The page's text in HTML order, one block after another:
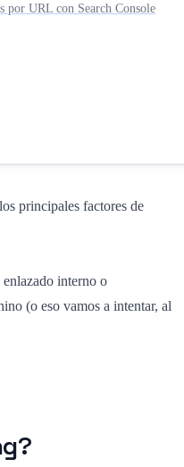
por URL con Search Console
principales factores de
interno o
(o eso vamos a intentar, al